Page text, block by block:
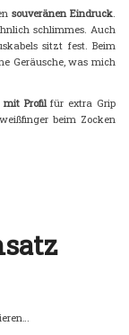
souveränen Eindruck.
schlimmes. Auch
sitzt fest. Beim
Geräusche, was mich
Profilfür extra Grip
beim Zocken